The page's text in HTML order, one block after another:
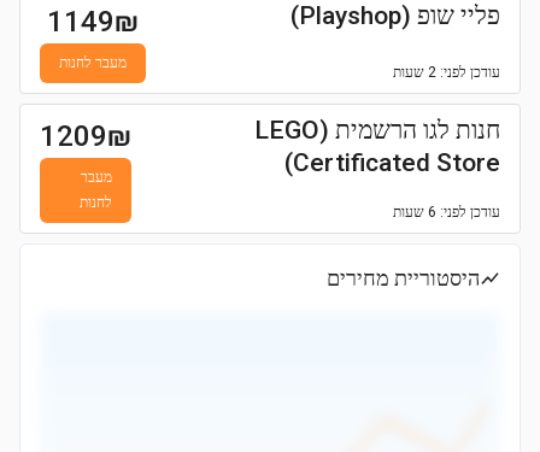
פליי שופ (Playshop)
עודכן לפני: 2 שעות
1149₪
מעבר לחנות
חנות לגו הרשמית (LEGO
Certificated Store)
עודכן לפני: 6 שעות
1209₪
מעבר
לחנות
היסטוריית מחירים